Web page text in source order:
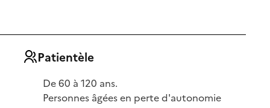
Patientèle
De 60 à 120 ans.
Personnes âgées en perte d'autonomie